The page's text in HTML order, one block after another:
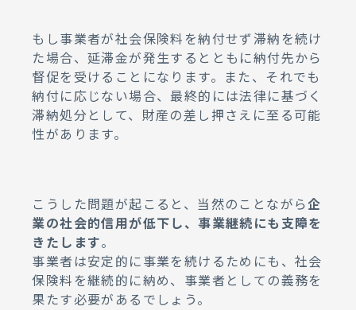
もし事業者が社会保険料を納付せず滞納を続け
た場合、延滞金が発生するとともに納付先から
督促を受けることになります。また、それでも
納付に応じない場合、最終的には法律に基づく
滞納処分として、財産の差し押さえに至る可能
性があります。
こうした問題が起こると、当然のことながら企
業の社会的信用が低下し、事業継続にも支障を
きたします。
事業者は安定的に事業を続けるためにも、社会
保険料を継続的に納め、事業者としての義務を
果たす必要があるでしょう。